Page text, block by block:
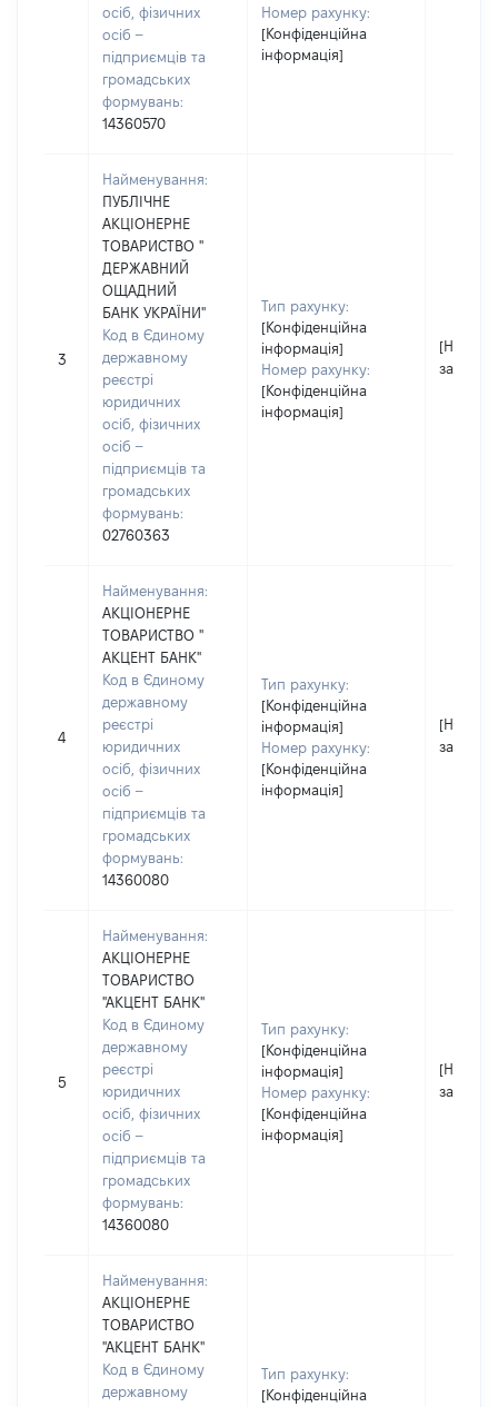
осіб, фізичних
осіб –
підприємців та
громадських
формувань:
14360570
Номер рахунку:
[Конфіденційна
інформація]
3
Найменування:
ПУБЛІЧНЕ
АКЦІОНЕРНЕ
ТОВАРИСТВО "
ДЕРЖАВНИЙ
ОЩАДНИЙ
БАНК УКРАЇНИ"
Код в Єдиному
державному
реєстрі
юридичних
осіб, фізичних
осіб –
підприємців та
громадських
формувань:
02760363
Тип рахунку:
[Конфіденційна
інформація]
Номер рахунку:
[Конфіденційна
інформація]
[Не
4
Найменування:
АКЦІОНЕРНЕ
ТОВАРИСТВО "
АКЦЕНТ БАНК"
Код в Єдиному
державному
реєстрі
юридичних
осіб, фізичних
осіб –
підприємців та
громадських
формувань:
14360080
Тип рахунку:
[Конфіденційна
інформація]
Номер рахунку:
[Конфіденційна
інформація]
[Не
5
Найменування:
АКЦІОНЕРНЕ
ТОВАРИСТВО
"АКЦЕНТ БАНК"
Код в Єдиному
державному
реєстрі
юридичних
осіб, фізичних
осіб –
підприємців та
громадських
формувань:
14360080
Тип рахунку:
[Конфіденційна
інформація]
Номер рахунку:
[Конфіденційна
інформація]
[Не
Найменування:
АКЦІОНЕРНЕ
ТОВАРИСТВО
"АКЦЕНТ БАНК"
Код в Єдиному
державному
Тип рахунку:
[Конфіденційна